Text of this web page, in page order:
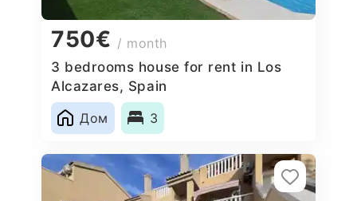
750€ / month
3 bedrooms house for rent in Los
Alcazares, Spain
Дом
3